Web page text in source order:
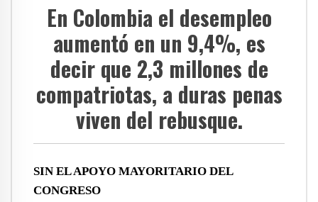
En Colombia el desempleo
aumentó en un 9,4%, es
decir que 2,3 millones de
compatriotas, a duras penas
viven del rebusque.
SIN EL APOYO MAYORITARIO DEL
CONGRESO